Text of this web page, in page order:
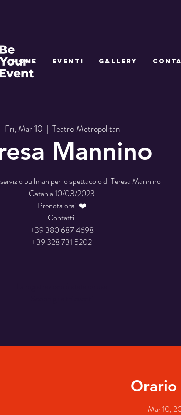
Fri, Mar 10
  |
Teatro Metropolitan
Mannino
pullman per lo spettacolo di Teresa Mannino
Catania 10/03/2023
Prenota ora! ❤️
Contatti:
+39 380 687 4698
+39 328 731 5202
Orario
Mar 10,
HOME EVENTI GALLERY